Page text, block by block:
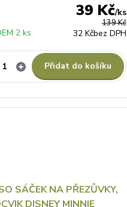
139 Kč
39 Kč/ks
32 Kčbez DPH
2 ks
Přidat do košíku